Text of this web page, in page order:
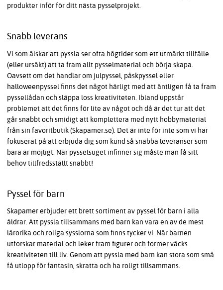
produkter inför för ditt nästa pysselprojekt.
Snabb leverans
Vi som älskar att pyssla ser ofta högtider som ett utmärkt tillfälle
(eller ursäkt) att ta fram allt pysselmaterial och börja skapa.
Oavsett om det handlar om julpyssel, påskpyssel eller
halloweenpyssel finns det något härligt med att äntligen få ta fram
pyssellådan och släppa loss kreativiteten. Ibland uppstår
problemet att det finns för lite av något och då är det tur att det
går snabbt och smidigt att komplettera med nytt hobbymaterial
från sin favoritbutik (Skapamer.se). Det är inte för inte som vi har
fokuserat på att erbjuda dig som kund så snabba leveranser som
bara är möjligt. När pysselsuget infinner sig måste man få sitt
behov tillfredsställt snabbt!
Pyssel för barn
Skapamer erbjuder ett brett sortiment av pyssel för barn i alla
åldrar. Att pyssla tillsammans med barn kan vara en av de mest
lärorika och roliga sysslorna som finns tycker vi. När barnen
utforskar material och leker fram figurer och former väcks
kreativiteten till liv. Genom att pyssla med barn kan stora som små
få utlopp för fantasin, skratta och ha roligt tillsammans.